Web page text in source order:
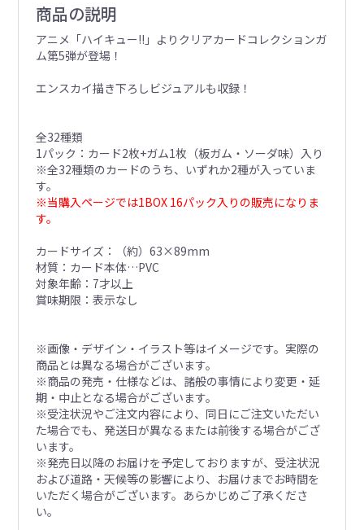
商品の説明
アニメ「ハイキュー!!」よりクリアカードコレクションガ
ム第5弾が登場！
エンスカイ描き下ろしビジュアルも収録！
全32種類
1パック：カード2枚+ガム1枚（板ガム・ソーダ味）入り
※全32種類のカードのうち、いずれか2種が入っていま
す。
※当購入ページでは1BOX 16パック入りの販売になりま
す。
カードサイズ：（約）63×89mm
材質：カード本体…PVC
対象年齢：7才以上
賞味期限：表示なし
※画像・デザイン・イラスト等はイメージです。実際の
商品とは異なる場合がございます。
※商品の発売・仕様などは、諸般の事情により変更・延
期・中止となる場合がございます。
※受注状況やご注文内容により、同日にご注文いただい
た場合でも、発送日が異なるまたは前後する場合がござ
います。
※発売日以降のお届けを予定しておりますが、受注状況
および道路・天候等の影響により、お届けまでお時間を
いただく場合がございます。あらかじめご了承くださ
い。